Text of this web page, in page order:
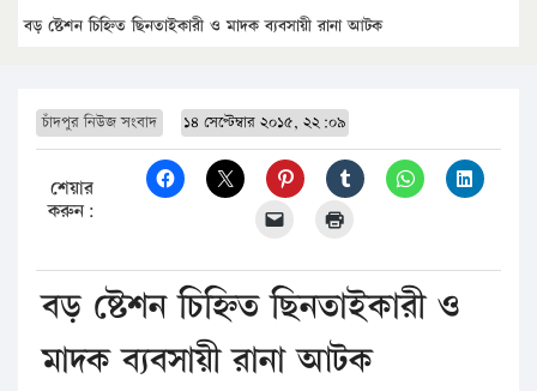
বড় ষ্টেশন চিহ্নিত ছিনতাইকারী ও মাদক ব্যবসায়ী রানা আটক
চাঁদপুর নিউজ সংবাদ ১৪ সেপ্টেম্বার ২০১৫, ২২:০৯
শেয়ার
করুন:
বড় ষ্টেশন চিহ্নিত ছিনতাইকারী ও
মাদক ব্যবসায়ী রানা আটক